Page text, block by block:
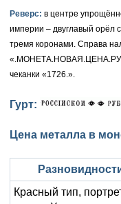
Для Молдавии и
Таврические
Для Пруссии
Ливонезы
Альбертусталер
Петр II (1727-1730)
Екатерина I (1725-
Петр I (1682-1725)
Золото
Серебро
Медь
Для Речи
Реверс: в центре
империи – двуглавый орёл
тремя коронами. Справа
чеканки «1726.».
Гурт:
Цена металла в
Красный тип,